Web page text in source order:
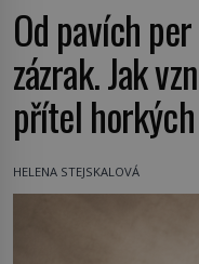
Od pavích
zázrak. Jak
přítel
HELENA STEJSKALOVÁ